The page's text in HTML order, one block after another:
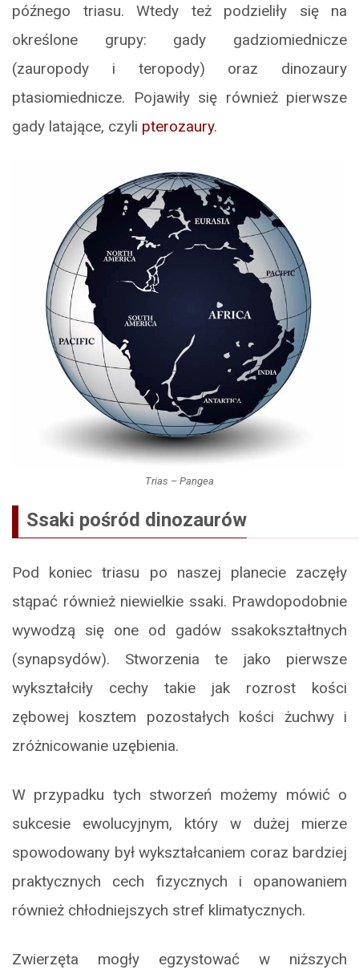
późnego triasu. Wtedy też podzieliły się na
określone grupy: gady gadziomiednicze
(zauropody i teropody) oraz dinozaury
ptasiomiednicze. Pojawiły się również pierwsze
gady latające, czyli pterozaury.
Trias – Pangea
Ssaki pośród dinozaurów
Pod koniec triasu po naszej planecie zaczęły
stąpać również niewielkie ssaki. Prawdopodobnie
wywodzą się one od gadów ssakokształtnych
(synapsydów). Stworzenia te jako pierwsze
wykształciły cechy takie jak rozrost kości
zębowej kosztem pozostałych kości żuchwy i
zróżnicowanie uzębienia.
W przypadku tych stworzeń możemy mówić o
sukcesie ewolucyjnym, który w dużej mierze
spowodowany był wykształcaniem coraz bardziej
praktycznych cech fizycznych i opanowaniem
również chłodniejszych stref klimatycznych.
Zwierzęta mogły egzystować w niższych